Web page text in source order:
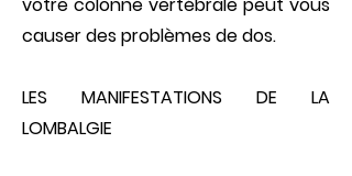
causer des problèmes de dos.
LES MANIFESTATIONS DE LA
LOMBALGIE